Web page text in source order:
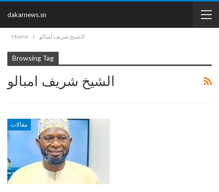
dakarnews.sn
Home الشيخ شريف امبالو
Browsing Tag
الشيخ شريف امبالو
مقالات